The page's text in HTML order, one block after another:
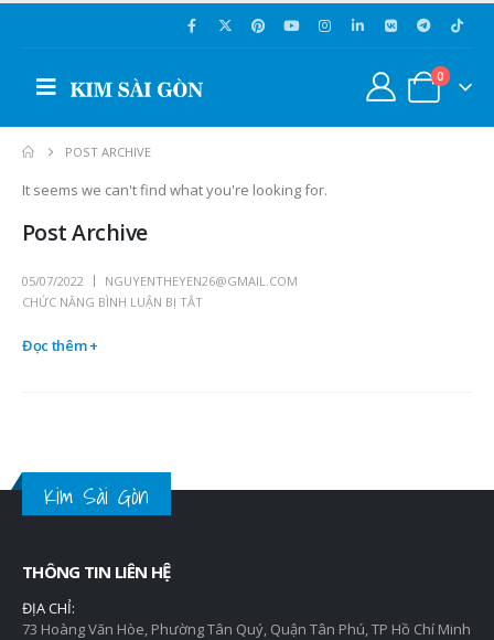
0
POST ARCHIVE
It seems we can't find what you're looking for.
Post Archive
05/07/2022
NGUYENTHEYEN26@GMAIL.COM
CHỨC NĂNG BÌNH LUẬN BỊ TẮT
Đọc thêm +
Kim Sài Gòn
THÔNG TIN LIÊN HỆ
ĐỊA CHỈ:
73 Hoàng Văn Hòe, Phường Tân Quý, Quận Tân Phú, TP Hồ Chí Minh